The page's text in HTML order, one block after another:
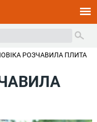
РОЗЧАВИЛА ПЛИТА